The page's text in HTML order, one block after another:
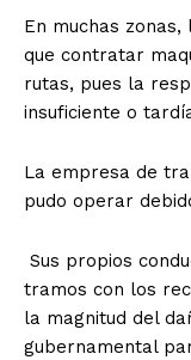
En muchas
que contratar
rutas, pues la
insuficiente o
La empresa de
pudo operar
Sus propios
tramos con los
la magnitud del
gubernamental